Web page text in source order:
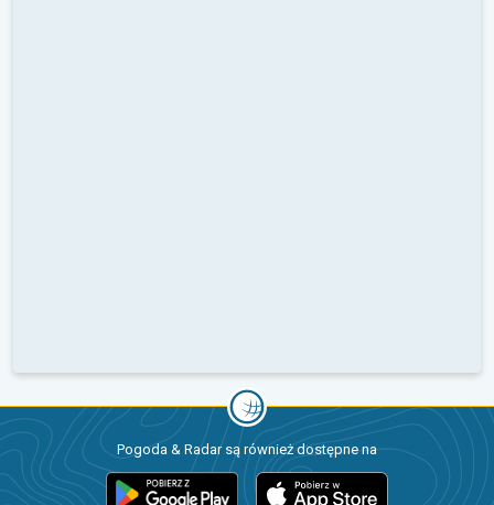
Pogoda & Radar są również dostępne na